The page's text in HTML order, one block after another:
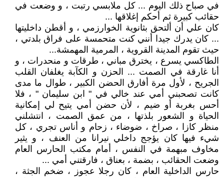
في صباح ذلك اليوم ... كل ملابسي رتبت ، و وضعت في
حقائب كبيرة ثم أحكم إغلاقها ...
كان علي أن ألتحق بثانوية الخوارزمي ، و أقطن داخليتها
... كان يدرك جيدا أنني كنت متحمسة على فراق بلدتي ،
حيث تقوم المدينة القروية ، المرمية المهمشة...
الطاكسي يسرع ، يخترق مباني ، طرقات و منحدرات ، و
أنا غارقة في الصمت ... الحزن و الكآبة يغلفان القلب
الجريح ، لأول مرة أفارق الحضن الكبير ، طوال ما مدى
كانت تصحبني أمي عند خالي في " ابن سليمان " ، فلا
أحس بغربة أو ضيم ، لأن حضن أمي يتيح لي إمكانية
الحياة و الشعور بلذتها ، من عمق الصمت ، انتشلني
منظر كازا ، صراخ ، ضوضاء ، زحام و أناس تجري ، كل
شيء فيها كان يؤجج داخلي نيرانا من العنف ، و يثير
مخاوف مبهمة في النفس ، أمام مكتب الحارس العام
وضعت الحقائب ، بضمة ، بعناق ، فارقتني أمي ...
حارس الداخلية العام ، كان رجلا عجوز ، ضخم الجثة ،